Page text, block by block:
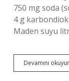
750 mg soda
4 g
Maden suyu
Devamını